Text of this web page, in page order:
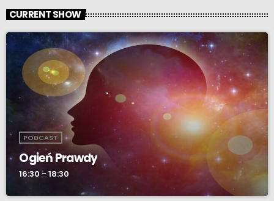
CURRENT SHOW
PODCAST
Ogień Prawdy
16:30 - 18:30